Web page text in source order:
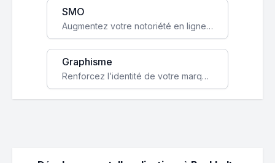
SMO
Augmentez votre notoriété en ligne et stimulez la croissance de votre entreprise grâce à une stratégie sociale sur mesure.
Graphisme
Renforcez l’identité de votre marque avec un design unique qui capte l’attention et engage vos clients.